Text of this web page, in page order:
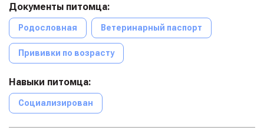
Документы питомца:
Родословная Ветеринарный паспорт
Прививки по возрасту
Навыки питомца:
Социализирован